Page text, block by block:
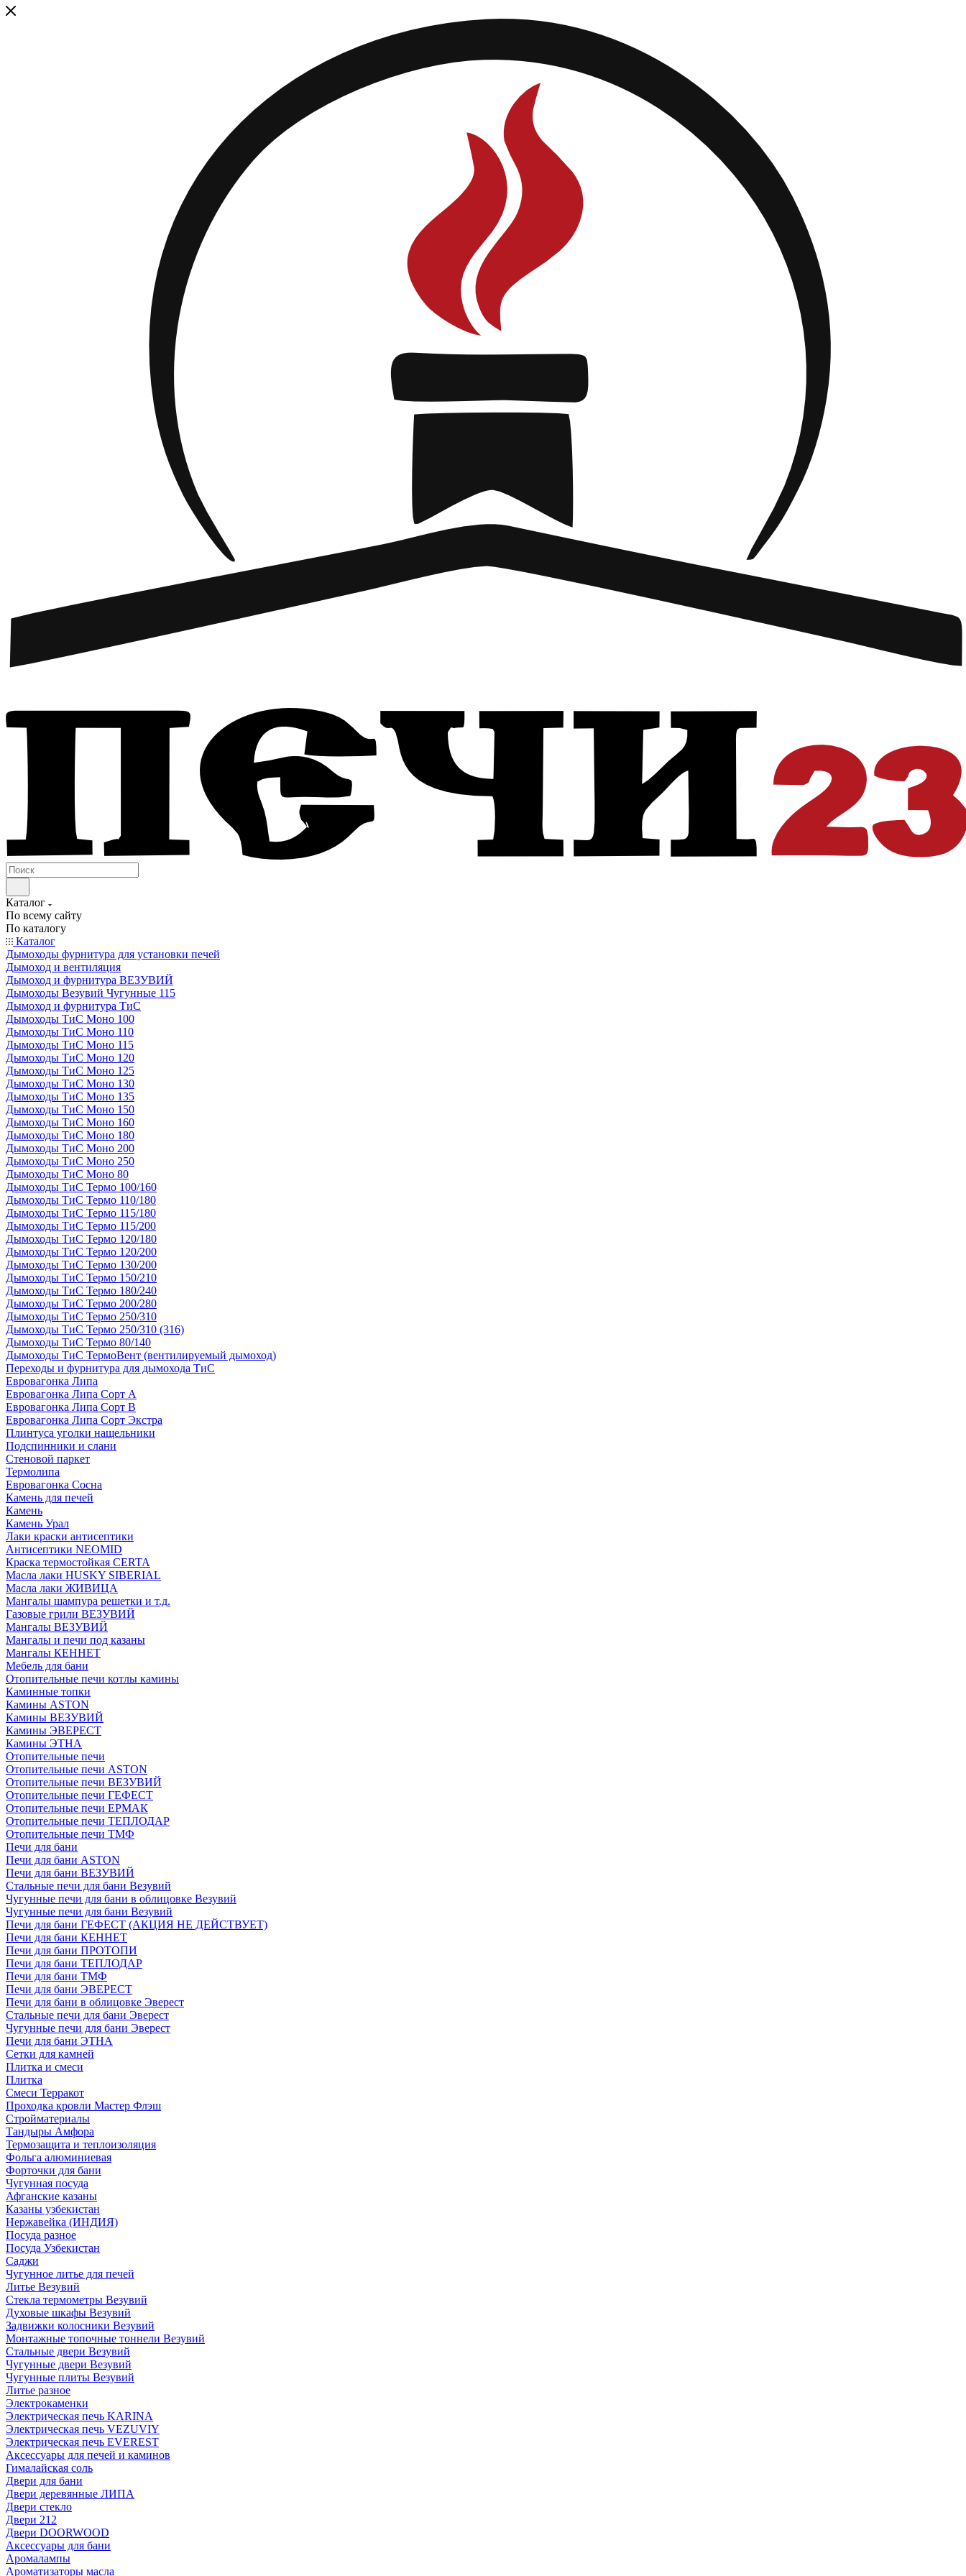
Каталог
По всему сайту
По каталогу
Каталог
Дымоходы фурнитура для установки печей
Дымоход и вентиляция
Дымоход и фурнитура ВЕЗУВИЙ
Дымоходы Везувий Чугунные 115
Дымоход и фурнитура ТиС
Дымоходы ТиС Моно 100
Дымоходы ТиС Моно 110
Дымоходы ТиС Моно 115
Дымоходы ТиС Моно 120
Дымоходы ТиС Моно 125
Дымоходы ТиС Моно 130
Дымоходы ТиС Моно 135
Дымоходы ТиС Моно 150
Дымоходы ТиС Моно 160
Дымоходы ТиС Моно 180
Дымоходы ТиС Моно 200
Дымоходы ТиС Моно 250
Дымоходы ТиС Моно 80
Дымоходы ТиС Термо 100/160
Дымоходы ТиС Термо 110/180
Дымоходы ТиС Термо 115/180
Дымоходы ТиС Термо 115/200
Дымоходы ТиС Термо 120/180
Дымоходы ТиС Термо 120/200
Дымоходы ТиС Термо 130/200
Дымоходы ТиС Термо 150/210
Дымоходы ТиС Термо 180/240
Дымоходы ТиС Термо 200/280
Дымоходы ТиС Термо 250/310
Дымоходы ТиС Термо 250/310 (316)
Дымоходы ТиС Термо 80/140
Дымоходы ТиС ТермоВент (вентилируемый дымоход)
Переходы и фурнитура для дымохода ТиС
Евровагонка Липа
Евровагонка Липа Сорт А
Евровагонка Липа Сорт В
Евровагонка Липа Сорт Экстра
Плинтуса уголки нащельники
Подспинники и слани
Стеновой паркет
Термолипа
Евровагонка Сосна
Камень для печей
Камень
Камень Урал
Лаки краски антисептики
Антисептики NEOMID
Краска термостойкая CERTA
Масла лаки HUSKY SIBERIAL
Масла лаки ЖИВИЦА
Мангалы шампура решетки и т.д.
Газовые грили ВЕЗУВИЙ
Мангалы ВЕЗУВИЙ
Мангалы и печи под казаны
Мангалы КЕННЕТ
Мебель для бани
Отопительные печи котлы камины
Каминные топки
Камины ASTON
Камины ВЕЗУВИЙ
Камины ЭВЕРЕСТ
Камины ЭТНА
Отопительные печи
Отопительные печи ASTON
Отопительные печи ВЕЗУВИЙ
Отопительные печи ГЕФЕСТ
Отопительные печи ЕРМАК
Отопительные печи ТЕПЛОДАР
Отопительные печи ТМФ
Печи для бани
Печи для бани ASTON
Печи для бани ВЕЗУВИЙ
Стальные печи для бани Везувий
Чугунные печи для бани в облицовке Везувий
Чугунные печи для бани Везувий
Печи для бани ГЕФЕСТ (АКЦИЯ НЕ ДЕЙСТВУЕТ)
Печи для бани КЕННЕТ
Печи для бани ПРОТОПИ
Печи для бани ТЕПЛОДАР
Печи для бани ТМФ
Печи для бани ЭВЕРЕСТ
Печи для бани в облицовке Эверест
Стальные печи для бани Эверест
Чугунные печи для бани Эверест
Печи для бани ЭТНА
Сетки для камней
Плитка и смеси
Плитка
Смеси Терракот
Проходка кровли Мастер Флэш
Стройматериалы
Тандыры Амфора
Термозащита и теплоизоляция
Фольга алюминиевая
Форточки для бани
Чугунная посуда
Афганские казаны
Казаны узбекистан
Нержавейка (ИНДИЯ)
Посуда разное
Посуда Узбекистан
Саджи
Чугунное литье для печей
Литье Везувий
Стекла термометры Везувий
Духовые шкафы Везувий
Задвижки колосники Везувий
Монтажные топочные тоннели Везувий
Стальные двери Везувий
Чугунные двери Везувий
Чугунные плиты Везувий
Литье разное
Электрокаменки
Электрическая печь KARINA
Электрическая печь VEZUVIY
Электрическая печь EVEREST
Аксессуары для печей и каминов
Гималайская соль
Двери для бани
Двери деревянные ЛИПА
Двери стекло
Двери 212
Двери DOORWOOD
Аксессуары для бани
Аромалампы
Ароматизаторы масла